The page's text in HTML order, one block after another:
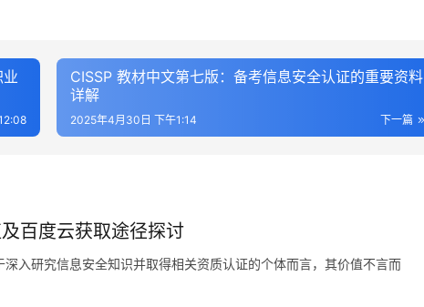
CISSP 教材中文第七版：备考信息安全认证的重要资料
详解
下一篇
2025年4月30日 下午1:14
百度云获取途径探讨
入研究信息安全知识并取得相关资质认证的个体而言，其价值不言而